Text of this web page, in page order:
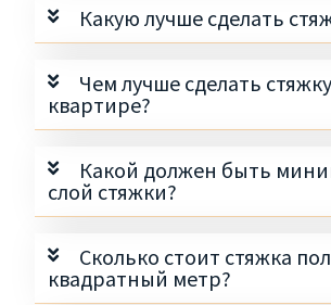
Какую лучше сделать
Чем лучше сделать
квартире?
Какой должен быть
слой стяжки?
Сколько стоит стяжка
квадратный метр?